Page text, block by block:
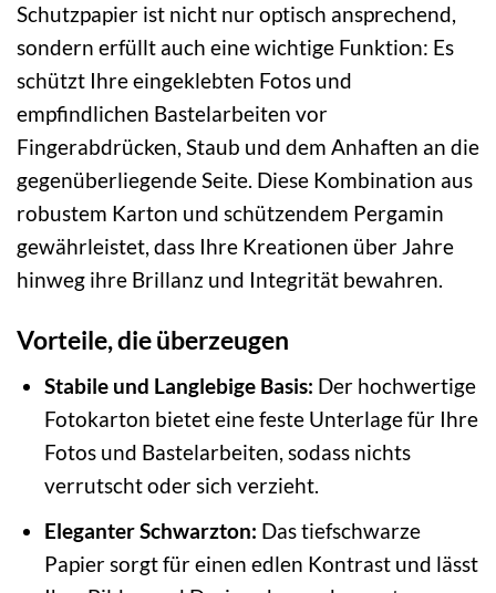
Schutzpapier ist nicht nur optisch ansprechend,
sondern erfüllt auch eine wichtige Funktion: Es
schützt Ihre eingeklebten Fotos und
empfindlichen Bastelarbeiten vor
Fingerabdrücken, Staub und dem Anhaften an die
gegenüberliegende Seite. Diese Kombination aus
robustem Karton und schützendem Pergamin
gewährleistet, dass Ihre Kreationen über Jahre
hinweg ihre Brillanz und Integrität bewahren.
Vorteile, die überzeugen
Stabile und Langlebige Basis: Der hochwertige
Fotokarton bietet eine feste Unterlage für Ihre
Fotos und Bastelarbeiten, sodass nichts
verrutscht oder sich verzieht.
Eleganter Schwarzton: Das tiefschwarze
Papier sorgt für einen edlen Kontrast und lässt